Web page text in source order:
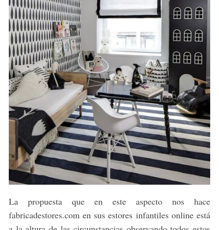
La propuesta que en este aspecto nos hace
fabricadestores.com en sus estores infantiles online está